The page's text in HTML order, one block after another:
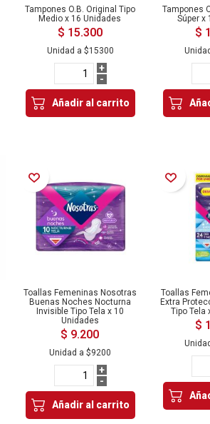
Tampones O.B. Original Tipo
Medio x 16 Unidades
$ 15.300
Unidad a $15300
+
-
Añadir al carrito
Tampones
Súper x
$
Añadir a la Lista de Deseos
Toallas Femeninas Nosotras
Buenas Noches Nocturna
Invisible Tipo Tela x 10
Unidades
$ 9.200
Unidad a $9200
+
-
Añadir al carrito
Añadir a la Lista de Deseos
Toallas
Extra
Tipo Tela
$